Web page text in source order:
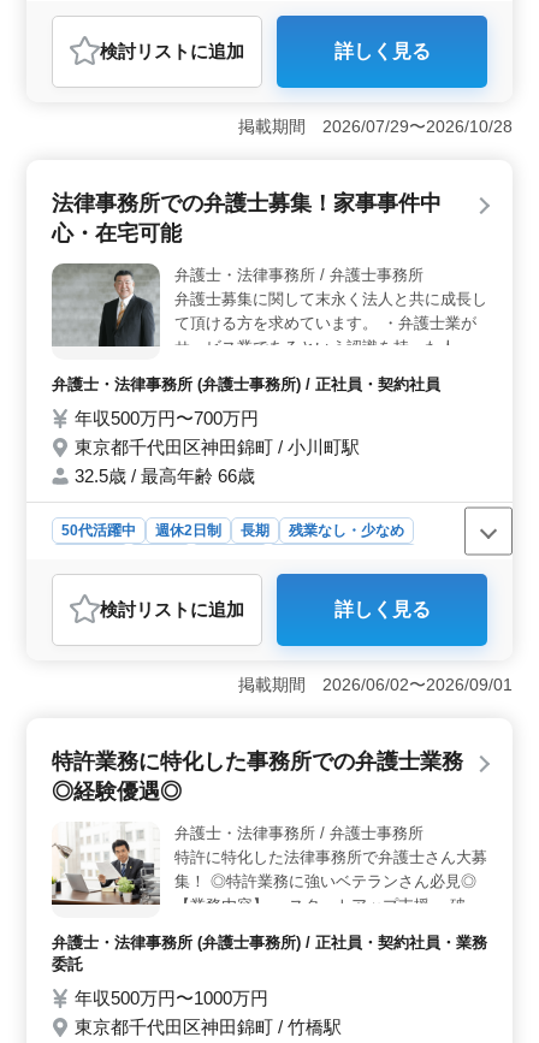
おすすめポイント
＜専門性の高い業務＞ 特許関連に特化した事務所で、
特許や知的財産権の案件に多く携わることができます。
意匠や商標登録、技術関連の紛争業務など、専門性の高
で豊富な経験を活かせるます。シニア層が活躍する事務
所で、同世代の同僚との連携が取りやすいです。 ＜
便利な立地です。週休2日制で、残業が少ないため、ワー
クライフバランスを大切にしながら働けます。社会保険
完備や弁護士費用事務所負担などの福利厚生も充実して
います。
検討リスト に追加 詳しく見る
掲載期間 2026/07/29〜2026/10/28
法律事務所での弁護士募集！家事事件中
心・在宅可能
弁護士・法律事務所 / 弁護士事務所
弁護士募集に関して末永く法人と共に成長し
て頂ける方を求めています。 ・弁護士業が
サービス業であるという認識を持った人 ・
めるもので有り、お客様あってのビジネスだ
という事を理解して頂く事。 ・BtoCは家事
事件（離婚/相続） BtoBは建築不動産業 相
続や離婚関係を得意とされていた方からのご
応募お待ちしております。 ベテラン50代も
活躍中です！ぜひご応募下さい。
弁護士・法律事務所 (弁護士事務所) / 正社員・契約社員
年収500万円〜700万円
東京都千代田区神田錦町 / 小川町駅
32.5歳 / 最高年齢 66歳
50代活躍中 週休2日制 長期
残業なし・少なめ
おすすめポイント
＜仕事内容に適合＞ 家事事件に特化し、相続や離婚に
関する豊富な経験を持つ弁護士が求められています。法
やBtoBの案件に対応可能な方に最適です。給与水準も魅
ドレス制度、ペーパレス化などの働き方改革が積極的に
行われています。自由度の高い環境で働きながら、生産
性を向上させることができます。柔軟な就業時間や在宅
勤務も可能で、ワークライフバランスを重視していま
す。 ＜キャリアパスと環境＞ ベテラン50代も活躍
中であり、法律事務所と共に長期的なキャリアを築ける
環境です。女性歓迎であり、多様なバックグラウンドを
を活かして活発な業務に携わることができます。
検討リスト に追加 詳しく見る
掲載期間 2026/06/02〜2026/09/01
特許業務に特化した事務所での弁護士業務
◎経験優遇◎
弁護士・法律事務所 / 弁護士事務所
特許に特化した法律事務所で弁護士さん大募
集！ ◎特許業務に強いベテランさん必見◎
【業務内容】 ・スタートアップ支援 ・破
・消費者事件 等 ＊備考＊ ・個人案件受任可
護士さんご応募お待ちしております！
弁護士・法律事務所 (弁護士事務所) / 正社員・契約社員・業務
委託
年収500万円〜1000万円
東京都千代田区神田錦町 / 竹橋駅